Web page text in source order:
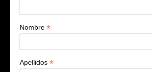
Nombre *
Apellidos *